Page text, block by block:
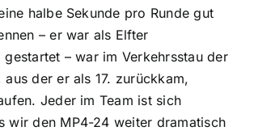
halbe Sekunde pro Runde gut
– er war als Elfter
– war im Verkehrsstau der
aus der er als 17. zurückkam,
Jeder im Team ist sich
wir den MP4-24 weiter dramatisch